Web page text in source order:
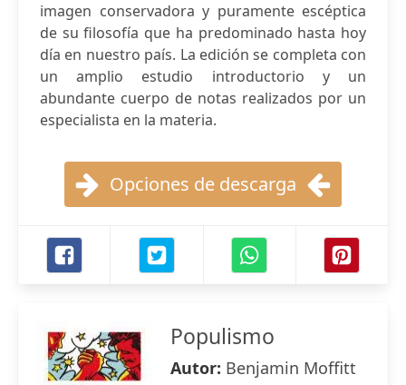
imagen conservadora y puramente escéptica
de su filosofía que ha predominado hasta hoy
día en nuestro país. La edición se completa con
un amplio estudio introductorio y un
abundante cuerpo de notas realizados por un
especialista en la materia.
Opciones de descarga
Populismo
Autor: Benjamin Moffitt